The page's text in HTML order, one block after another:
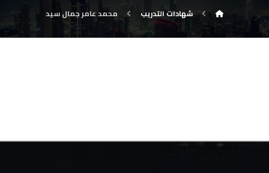
شهادات التدريب محمد عامر جمال سيد